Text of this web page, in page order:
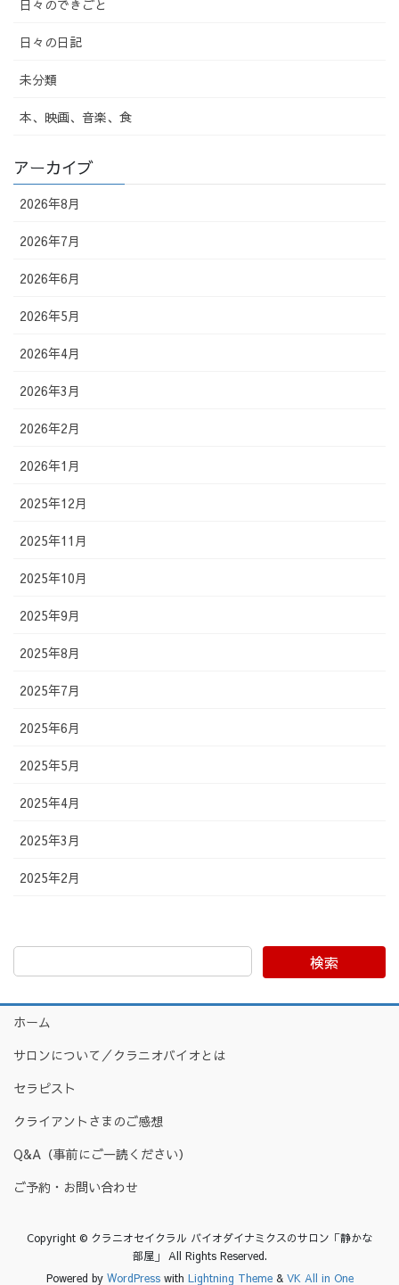
日々のできごと
日々の日記
未分類
本、映画、音楽、食
アーカイブ
2026年8月
2026年7月
2026年6月
2026年5月
2026年4月
2026年3月
2026年2月
2026年1月
2025年12月
2025年11月
2025年10月
2025年9月
2025年8月
2025年7月
2025年6月
2025年5月
2025年4月
2025年3月
2025年2月
検索
ホーム
サロンについて／クラニオバイオとは
セラピスト
クライアントさまのご感想
Q&A（事前にご一読ください）
ご予約・お問い合わせ
Copyright © クラニオセイクラル バイオダイナミクスのサロン「静かな
部屋」 All Rights Reserved.
Powered by WordPresswith Lightning Theme& VK All in One